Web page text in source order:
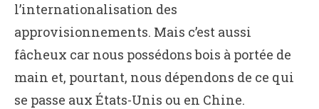
l’internationalisation des
approvisionnements. Mais c’est aussi
fâcheux car nous possédons bois à portée de
main et, pourtant, nous dépendons de ce qui
se passe aux États-Unis ou en Chine.